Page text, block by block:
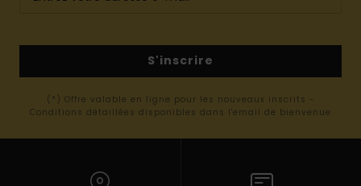
S'inscrire
(*) Offre valable en ligne pour les nouveaux inscrits -
Conditions détaillées disponibles dans l'email de bienvenue